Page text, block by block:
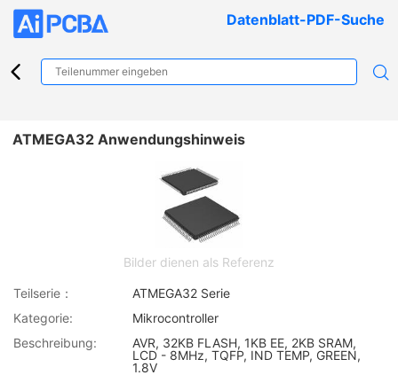
Datenblatt-PDF-Suche
ATMEGA32 Anwendungshinweis
Bilder dienen als Referenz
Teilserie：
ATMEGA32 Serie
Kategorie:
Mikrocontroller
Beschreibung:
AVR, 32KB FLASH, 1KB EE, 2KB SRAM,
LCD - 8MHz, TQFP, IND TEMP, GREEN,
1.8V